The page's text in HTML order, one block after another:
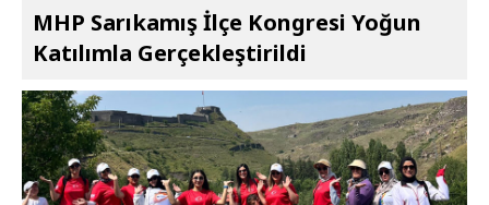
MHP Sarıkamış İlçe Kongresi Yoğun
Katılımla Gerçekleştirildi